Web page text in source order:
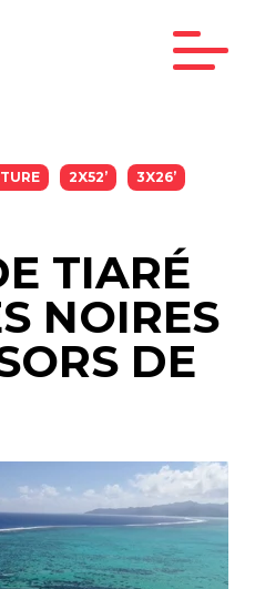
2X52’ 3X26’
TIARÉ
NOIRES
DE